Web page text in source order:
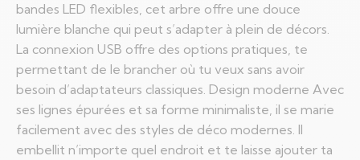
bandes LED flexibles, cet arbre offre une douce
lumière blanche qui peut s’adapter à plein de décors.
La connexion USB offre des options pratiques, te
permettant de le brancher où tu veux sans avoir
besoin d’adaptateurs classiques. Design moderne Avec
ses lignes épurées et sa forme minimaliste, il se marie
facilement avec des styles de déco modernes. Il
embellit n’importe quel endroit et te laisse ajouter ta